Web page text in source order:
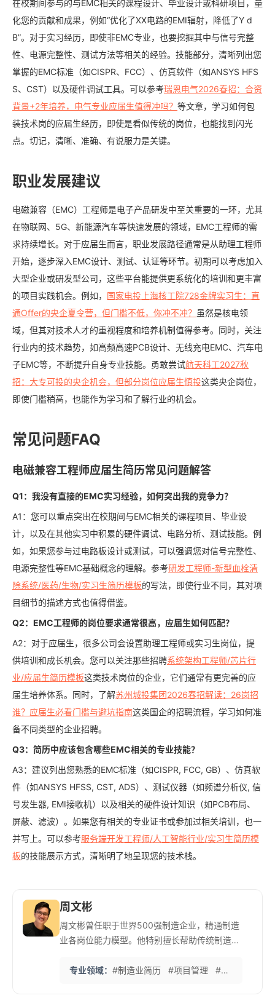
在校期间参与的与EMC相关的课程设计、毕业设计或科研项目，量
化您的贡献和成果，例如“优化了XX电路的EMI辐射，降低了Y d
B”。对于实习经历，即使非EMC专业，也要挖掘其中与信号完整
性、电源完整性、测试方法等相关的经验。技能部分，清晰列出您
掌握的EMC标准（如CISPR、FCC）、仿真软件（如ANSYS HFS
S、CST）以及硬件调试工具。可以参考瑞恩电气2026春招：合资
背景+2年培养，电气专业应届生值得冲吗？ 等文章，学习如何包
装技术岗的应届生经历，即使是看似传统的岗位，也能找到闪光
点。切记，清晰、准确、有说服力是关键。
职业发展建议
电磁兼容（EMC）工程师是电子产品研发中至关重要的一环，尤其
在物联网、5G、新能源汽车等快速发展的领域，EMC工程师的需
求持续增长。对于应届生而言，职业发展路径通常是从助理工程师
开始，逐步深入EMC设计、测试、认证等环节。初期可以考虑加入
大型企业或研发型公司，这些平台能提供更系统化的培训和更丰富
的项目实践机会。例如，
国家电投上海核工院728金牌实习生：直
通Offer的央企夏令营，但门槛不低，你冲不冲？ 虽然是核电领
域，但其对技术人才的重视程度和培养机制值得参考。同时，关注
行业内的技术趋势，如高频高速PCB设计、无线充电EMC、汽车电
子EMC等，不断提升自身专业技能。勇敢尝试航天科工2027秋
招：大专可投的央企机会，但部分岗位应届生慎投这类央企岗位，
即使门槛稍高，也能作为学习和了解行业的机会。
常见问题FAQ
电磁兼容工程师应届生简历常见问题解答
Q1：我没有直接的EMC实习经验，如何突出我的竞争力？
A1：您可以重点突出在校期间与EMC相关的课程项目、毕业设
计，以及在其他实习中积累的硬件调试、电路分析、测试技能。例
如，如果您参与过电路板设计或测试，可以强调您对信号完整性、
电源完整性等EMC基础概念的理解。参考研发工程师-新型血栓清
除系统/医药/生物/实习生简历模板的写法，即使行业不同，其对项
目细节的描述方式也值得借鉴。
Q2：EMC工程师的岗位要求通常很高，应届生如何匹配？
A2：对于应届生，很多公司会设置助理工程师或实习生岗位，提
供培训和成长机会。您可以关注那些招聘系统架构工程师/芯片行
业/应届生简历模板这类技术岗位的企业，它们通常有更完善的应
届生培养体系。同时，了解苏州城投集团2026春招解读：26岗招
谁？应届生必看门槛与避坑指南这类国企的招聘流程，学习如何准
备不同类型的企业招聘。
Q3：简历中应该包含哪些EMC相关的专业技能？
A3：建议列出您熟悉的EMC标准（如CISPR, FCC, GB）、仿真软
件（如ANSYS HFSS, CST, ADS）、测试仪器（如频谱分析仪, 信
号发生器, EMI接收机）以及相关的硬件设计知识（如PCB布局、
屏蔽、滤波）。如果您有相关的专业证书或参加过相关培训，也一
并写上。可以参考服务端开发工程师/人工智能行业/实习生简历模
板的技能展示方式，清晰明了地呈现您的技术栈。
周文彬
周文彬曾任职于世界500强制造企业，精通制造
业各岗位能力模型。他特别擅长帮助传统制造业
历标准化体系’注重可量化成果和项目管理经验的
专业领域： #制造业简历 #项目管理 #技术转型